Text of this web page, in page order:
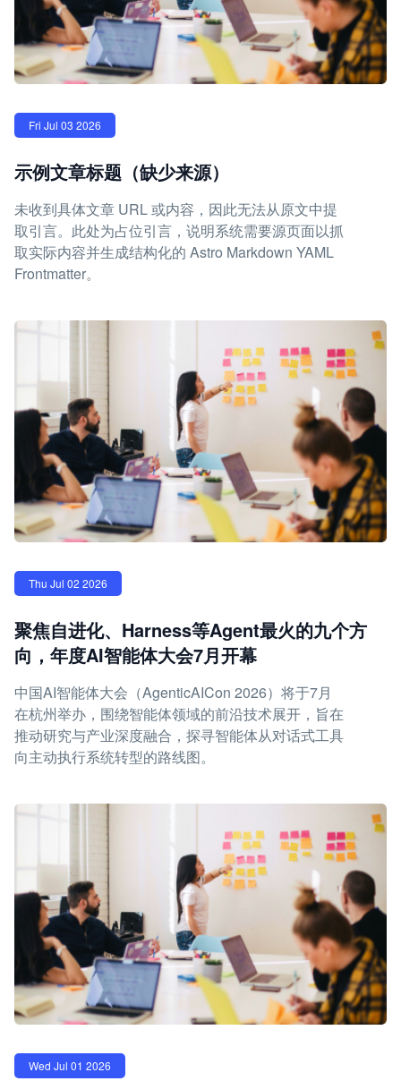
Fri Jul 03 2026
示例文章标题（缺少来源）
未收到具体文章 URL 或内容，因此无法从原文中提
取引言。此处为占位引言，说明系统需要源页面以抓
取实际内容并生成结构化的 Astro Markdown YAML
Frontmatter。
Thu Jul 02 2026
聚焦自进化、Harness等Agent最火的九个方
向，年度AI智能体大会7月开幕
中国AI智能体大会（AgenticAICon 2026）将于7月
在杭州举办，围绕智能体领域的前沿技术展开，旨在
推动研究与产业深度融合，探寻智能体从对话式工具
向主动执行系统转型的路线图。
Wed Jul 01 2026